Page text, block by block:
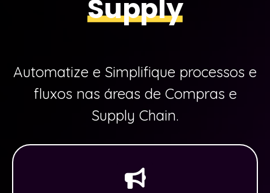
Supply
Automatize e Simplifique processos e
fluxos nas áreas de Compras e
Supply Chain.